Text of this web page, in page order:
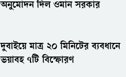
অনুমোদন দিল ওমান সরকার
দুবাইয়ে মাত্র ২০ মিনিটের ব্যবধানে
ভয়াবহ ৭টি বিস্ফোরণ